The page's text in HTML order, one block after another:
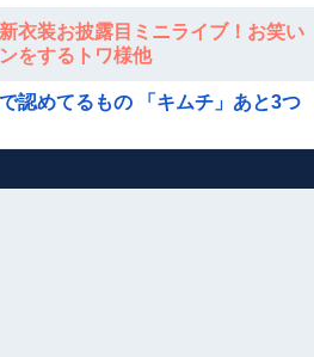
衣装お披露目ミニライブ！お笑い
をするトワ様他
認めてるもの 「キムチ」あと3つ